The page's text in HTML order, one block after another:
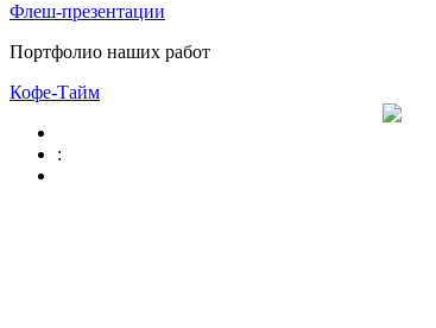
Флеш-презентации
Портфолио наших работ
Кофе-Тайм
: